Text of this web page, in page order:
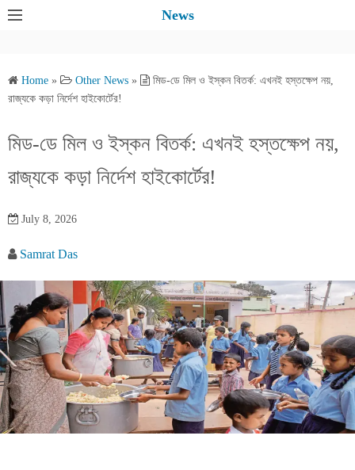
News
Home » Other News »
মিড-ডে মিল ও ইস্কন বিতর্ক: এখনই হস্তক্ষেপ নয়,
রাজ্যকে কড়া নির্দেশ হাইকোর্টের!
মিড-ডে মিল ও ইস্কন বিতর্ক: এখনই হস্তক্ষেপ নয়,
রাজ্যকে কড়া নির্দেশ হাইকোর্টের!
July 8, 2026
Samrat Das